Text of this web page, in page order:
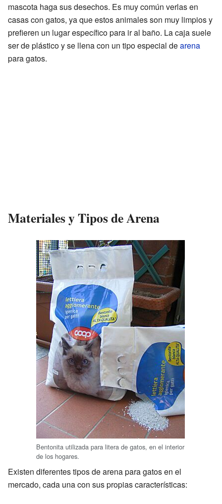
mascota haga sus desechos. Es muy común verlas en
casas con gatos, ya que estos animales son muy limpios y
prefieren un lugar específico para ir al baño. La caja suele
ser de plástico y se llena con un tipo especial dearena
para gatos.
Materiales y Tipos de Arena
Bentonita utilizada para litera de gatos, en el interior
de los hogares.
Existen diferentes tipos de arena para gatos en el
mercado, cada una con sus propias características: